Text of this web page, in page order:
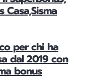
Casa,Sisma
per chi ha
dal 2019 con
bonus